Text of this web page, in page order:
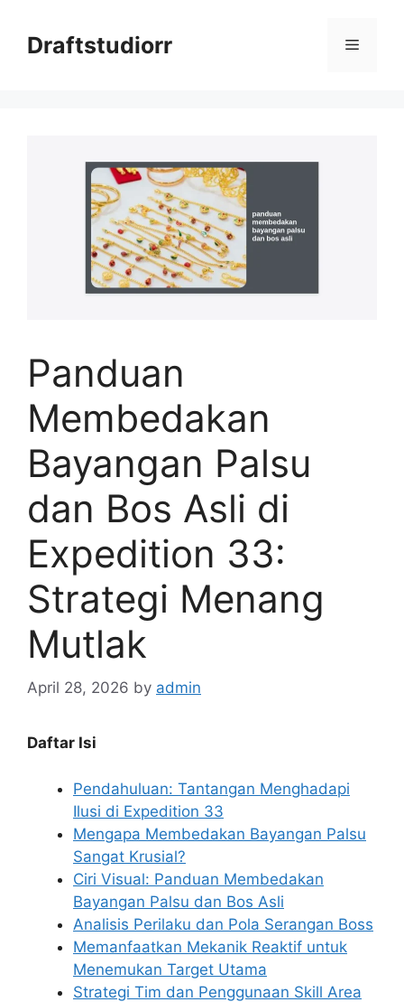
contentDraftstudiorr Menu
Panduan
Membedakan
Bayangan Palsu
dan Bos Asli di
Expedition 33:
Strategi Menang
Mutlak
April 28, 2026 by admin
Daftar Isi
Pendahuluan: Tantangan Menghadapi
Ilusi di Expedition 33
Mengapa Membedakan Bayangan Palsu
Sangat Krusial?
Ciri Visual: Panduan Membedakan
Bayangan Palsu dan Bos Asli
Analisis Perilaku dan Pola Serangan Boss
Memanfaatkan Mekanik Reaktif untuk
Menemukan Target Utama
Strategi Tim dan Penggunaan Skill Area